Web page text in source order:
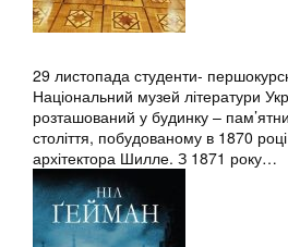
29 листопада студенти-
Національний музей літератури
розташований у будинку –
століття, побудованому в 1870
архітектора Шилле. З 1871 року…